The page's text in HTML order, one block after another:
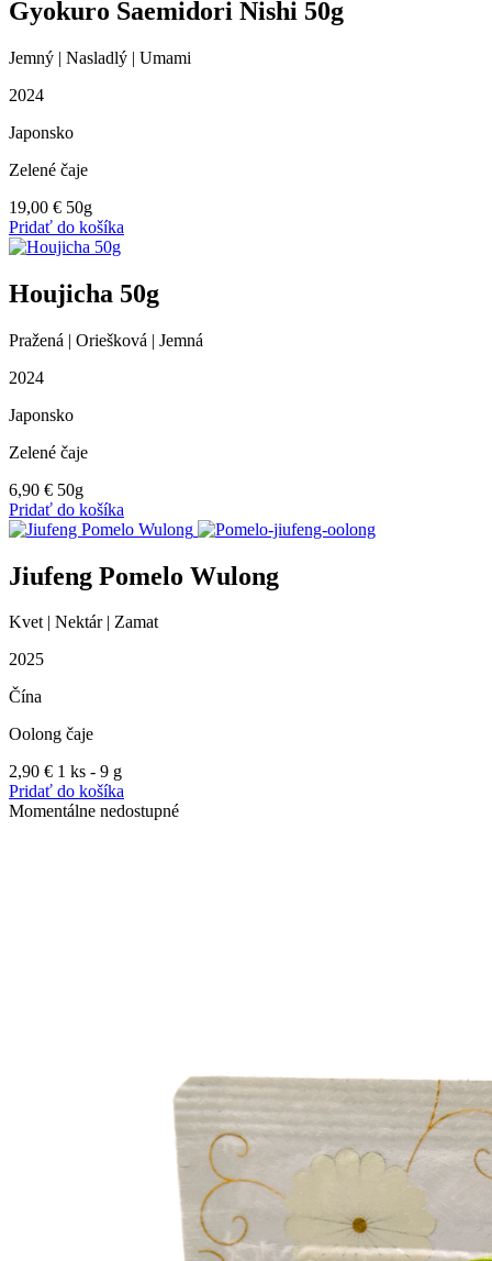
Gyokuro Saemidori Nishi 50g
Jemný | Nasladlý | Umami
2024
Japonsko
Zelené čaje
19,00 € 50g
Pridať do košíka
Houjicha 50g
Pražená | Oriešková | Jemná
2024
Japonsko
Zelené čaje
6,90 € 50g
Pridať do košíka
Jiufeng Pomelo Wulong
Kvet | Nektár | Zamat
2025
Čína
Oolong čaje
2,90 € 1 ks - 9 g
Pridať do košíka
Momentálne nedostupné